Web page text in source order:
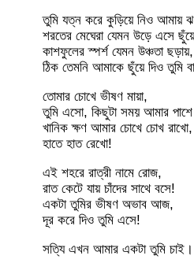
তুমি যত্ন করে কুড়িয়ে নিও আমায়
শরতের মেঘেরা যেমন উড়ে এসে
কাশফুলের স্পর্শ যেমন উঞ্চতা ছড়ায়,
ঠিক তেমনি আমাকে ছুঁয়ে দিও তুমি
তোমার চোখে ভীষণ মায়া,
তুমি এসো, কিছুটা সময় আমার
খানিক ক্ষণ আমার চোখে চোখ রাখো,
হাতে হাত রেখো!
এই শহরে রাত্রী নামে রোজ,
রাত কেটে যায় চাঁদের সাথে বসে!
একটা তুমির ভীষণ অভাব আজ,
দূর করে দিও তুমি এসে!
সত্যি এখন আমার একটা তুমি চাই।